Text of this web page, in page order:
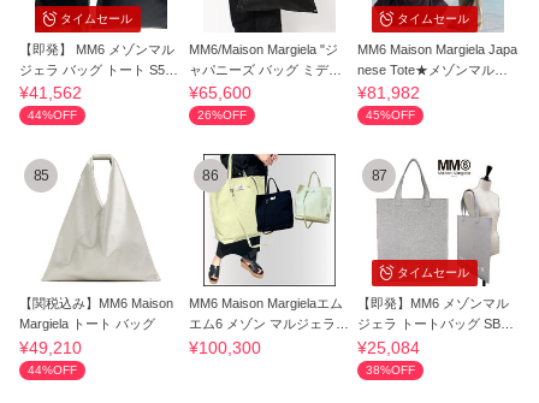
タイムセール
【即発】 MM6 メゾンマル
ジェラ バッグ トート S54
WD0043 P4313
¥41,562
44%OFF
MM6/Maison Margiela "ジ
ャパニーズ バッグ ミディ
アム" トート
¥65,600
26%OFF
タイムセール
MM6 Maison Margiela Japa
nese Tote★メゾンマルジ
ェラ バッグ
¥81,982
45%OFF
85
【関税込み】MM6 Maison
Margiela トート バッグ
¥49,210
44%OFF
86
MM6 Maison Margielaエム
エム6 メゾン マルジェラ｜
バック
¥100,300
タイムセール
87
【即発】MM6 メゾンマル
ジェラ トートバッグ SB5
WC0006P5230
¥25,084
38%OFF